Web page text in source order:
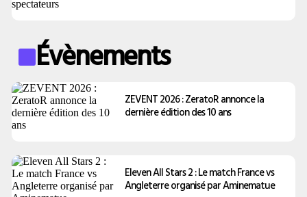
Évènements
ZEVENT 2026 : ZeratoR annonce la
dernière édition des 10 ans
Eleven All Stars 2 : Le match France vs
Angleterre organisé par Aminematue